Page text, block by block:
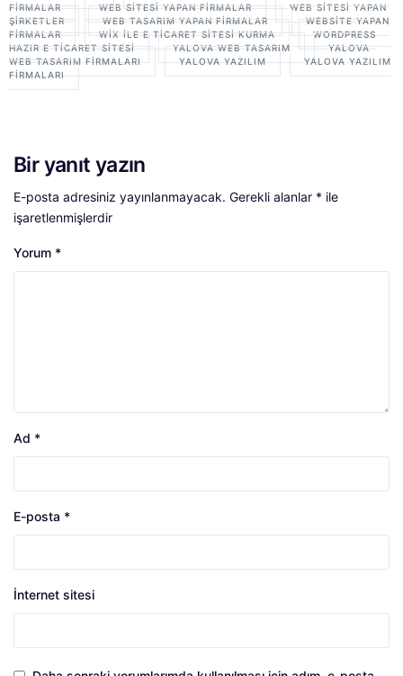
FIRMALAR
WEB SITESI YAPAN FIRMALAR
WEB SITESI YAPAN
ŞIRKETLER
WEB TASARIM YAPAN FIRMALAR
WEBSITE YAPAN
FIRMALAR
WIX ILE E TICARET SITESI KURMA
WORDPRESS
HAZIR E TICARET SITESI
YALOVA WEB TASARIM
YALOVA
WEB TASARIM FIRMALARI
YALOVA YAZILIM
YALOVA YAZILIM
FIRMALARI
Bir yanıt yazın
E-posta adresiniz yayınlanmayacak. Gerekli alanlar * ile
işaretlenmişlerdir
Yorum *
Ad *
E-posta *
İnternet sitesi